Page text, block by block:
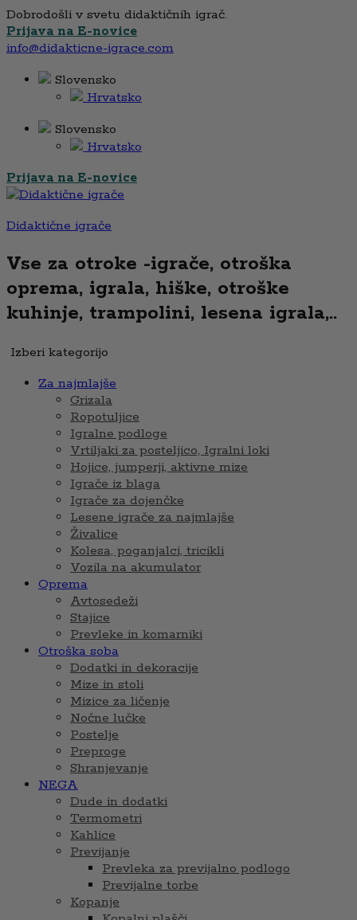
Dobrodošli v svetu didaktičnih igrač.
Prijava na E-novice
info@didakticne-igrace.com
Slovensko
Hrvatsko
Slovensko
Hrvatsko
Prijava na E-novice
Didaktične igrače
Vse za otroke -igrače, otroška
oprema, igrala, hiške, otroške
kuhinje, trampolini, lesena igrala,..
Izberi kategorijo
Za najmlajše
Grizala
Ropotuljice
Igralne podloge
Vrtiljaki za posteljico, Igralni loki
Hojice, jumperji, aktivne mize
Igrače iz blaga
Igrače za dojenčke
Lesene igrače za najmlajše
Živalice
Kolesa, poganjalci, tricikli
Vozila na akumulator
Oprema
Avtosedeži
Stajice
Prevleke in komarniki
Otroška soba
Dodatki in dekoracije
Mize in stoli
Mizice za ličenje
Nočne lučke
Postelje
Preproge
Shranjevanje
NEGA
Dude in dodatki
Termometri
Kahlice
Previjanje
Prevleka za previjalno podlogo
Previjalne torbe
Kopanje